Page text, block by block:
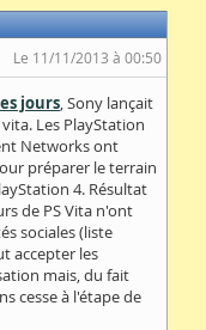
Le 11/11/2013 à 00:50
jours, Sony lançait
Les PlayStation
Networks ont
préparer le terrain
4. Résultat
de PS Vita n'ont
sociales (liste
accepter les
mais, du fait
cesse à l'étape de